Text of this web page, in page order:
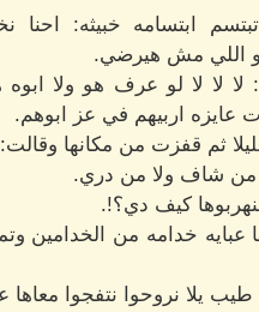
ابتسامه خبيثه: احنا
هو اللي مش هيرضي.
لا لا لو عرف هو ولا ابوه
عايزه اربيهم في عز ابوهم.
ثم قفزت من مكانها
من شاف ولا من دري.
كيف دي؟!.
عبايه خدامه من الخدامين
يلا نروحوا نتفجوا معاها